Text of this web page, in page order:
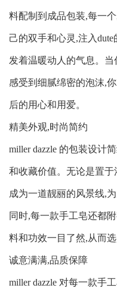
料配制到成品包装,每一
己的双手和心灵,注入
发着温暖动人的气息。
感受到细腻绵密的泡沫,
后的用心和用爱。
精美外观,时尚简约
miller dazzle 的包装设计
和收藏价值。无论是置
成为一道靓丽的风景线,
同时,每一款手工皂还都
料和功效一目了然,从而
诚意满满,品质保障
miller dazzle 对每一款手